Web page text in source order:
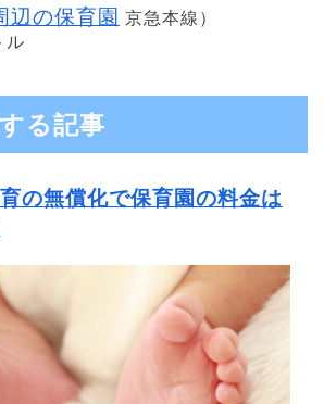
辺の保育園 京急本線）
ル
る記事
の無償化で保育園の料金は